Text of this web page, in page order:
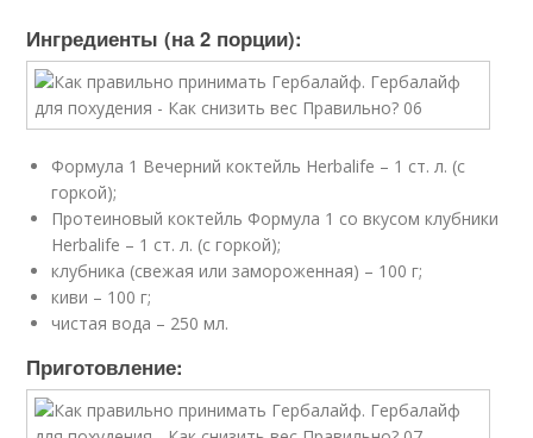
Ингредиенты (на 2 порции):
Формула 1 Вечерний коктейль Herbalife – 1 ст. л. (с
горкой);
Протеиновый коктейль Формула 1 со вкусом клубники
Herbalife – 1 ст. л. (с горкой);
клубника (свежая или замороженная) – 100 г;
киви – 100 г;
чистая вода – 250 мл.
Приготовление: